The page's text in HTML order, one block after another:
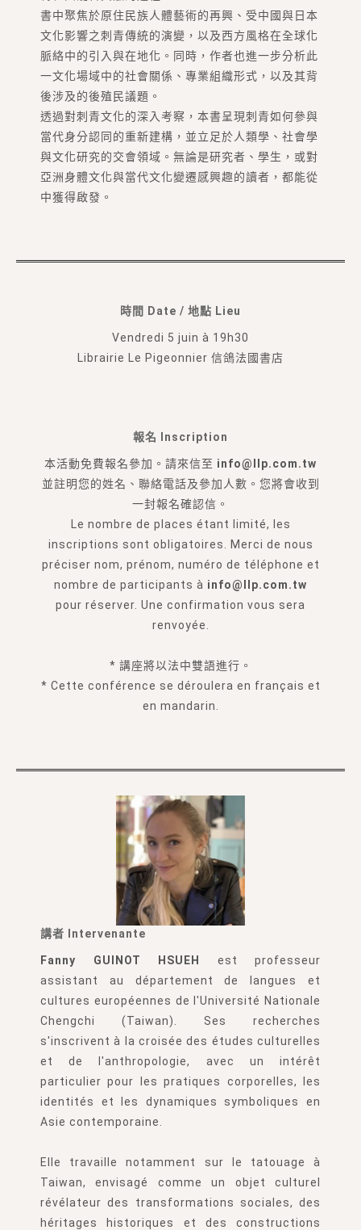
書中聚焦於原住民族人體藝術的再興、受中國與日本
文化影響之刺青傳統的演變，以及西方風格在全球化
脈絡中的引入與在地化。同時，作者也進一步分析此
一文化場域中的社會關係、專業組織形式，以及其背
後涉及的後殖民議題。
透過對刺青文化的深入考察，本書呈現刺青如何參與
當代身分認同的重新建構，並立足於人類學、社會學
與文化研究的交會領域。無論是研究者、學生，或對
亞洲身體文化與當代文化變遷感興趣的讀者，都能從
中獲得啟發。
時間 Date / 地點 Lieu
Vendredi 5 juin à 19h30
Librairie Le Pigeonnier 信鴿法國書店
報名 Inscription
本活動免費報名參加。請來信至 info@llp.com.tw
並註明您的姓名、聯絡電話及參加人數。您將會收到
一封報名確認信。
Le nombre de places étant limité, les
inscriptions sont obligatoires. Merci de nous
préciser nom, prénom, numéro de téléphone et
nombre de participants à info@llp.com.tw
pour réserver. Une confirmation vous sera
renvoyée.
* 講座將以法中雙語進行。
* Cette conférence se déroulera en français et
en mandarin.
講者 Intervenante
Fanny GUINOT HSUEH est professeur
assistant au département de langues et
cultures européennes de l'Université Nationale
Chengchi (Taiwan). Ses recherches
s'inscrivent à la croisée des études culturelles
et de l'anthropologie, avec un intérêt
particulier pour les pratiques corporelles, les
identités et les dynamiques symboliques en
Asie contemporaine.
Elle travaille notamment sur le tatouage à
Taiwan, envisagé comme un objet culturel
révélateur des transformations sociales, des
héritages historiques et des constructions